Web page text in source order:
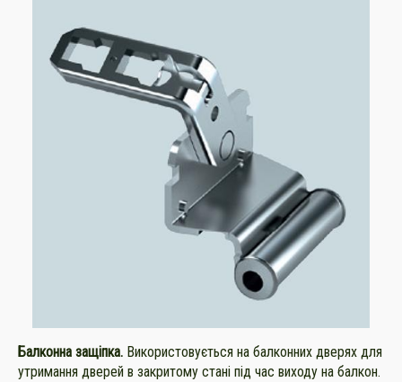
Балконна защіпка. Використовується на балконних дверях для
утримання дверей в закритому стані під час виходу на балкон.